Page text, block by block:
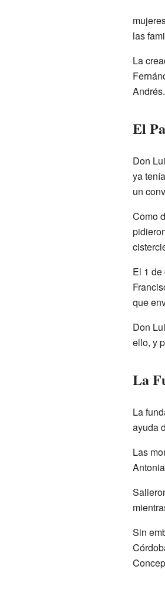
las
La
Andrés.
El
Don
ya
un
Como
El 1
que
Don
ello, y
La
La
ayuda
Las
Sin